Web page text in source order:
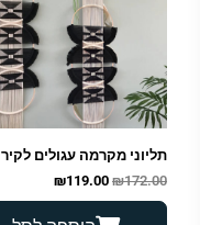
תליוני מקרמה עגולים לקיר
₪172.00
₪119.00